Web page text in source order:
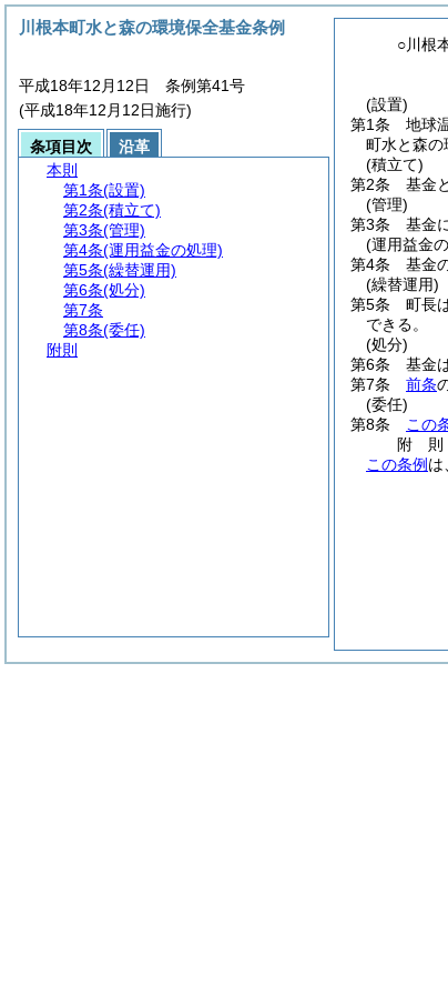
○川根
(設置)
第1条
地球
町水と森の
(積立て)
第2条
基金
(管理)
第3条
基金
(運用益金
第4条
基金
(繰替運用)
第5条
町長
できる。
(処分)
第6条
基金
第7条
前条
(委任)
第8条
この
附 則
この条例 は
川根本町水と森の環境保全基金条例
平成18年12月12日 条例第41号
(平成18年12月12日施行)
条項目次
沿革
本則
第1条(設置)
第2条(積立て)
第3条(管理)
第4条(運用益金の処理)
第5条(繰替運用)
第6条(処分)
第7条
第8条(委任)
附則